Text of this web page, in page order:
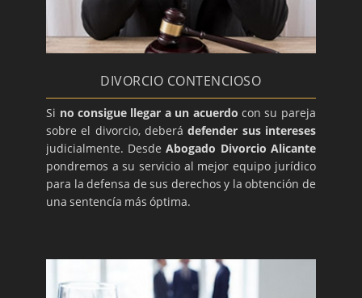
DIVORCIO CONTENCIOSO
Si no consigue llegar a un acuerdo con su pareja
sobre el divorcio, deberádefender sus intereses
judicialmente. DesdeAbogado Divorcio Alicante
pondremos a su servicio al mejor equipo jurídico
para la defensa de sus derechos y la obtención de
una sentencía más óptima.